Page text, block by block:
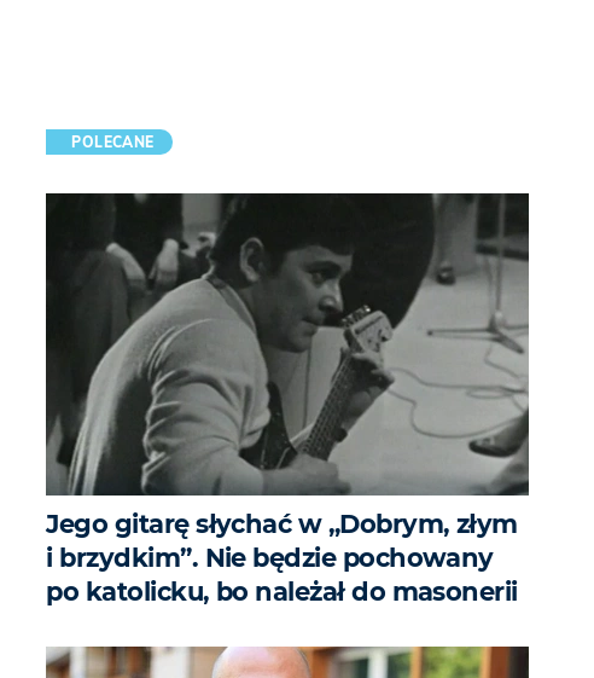
POLECANE
Jego gitarę słychać w „Dobrym, złym
i brzydkim”. Nie będzie pochowany
po katolicku, bo należał do masonerii